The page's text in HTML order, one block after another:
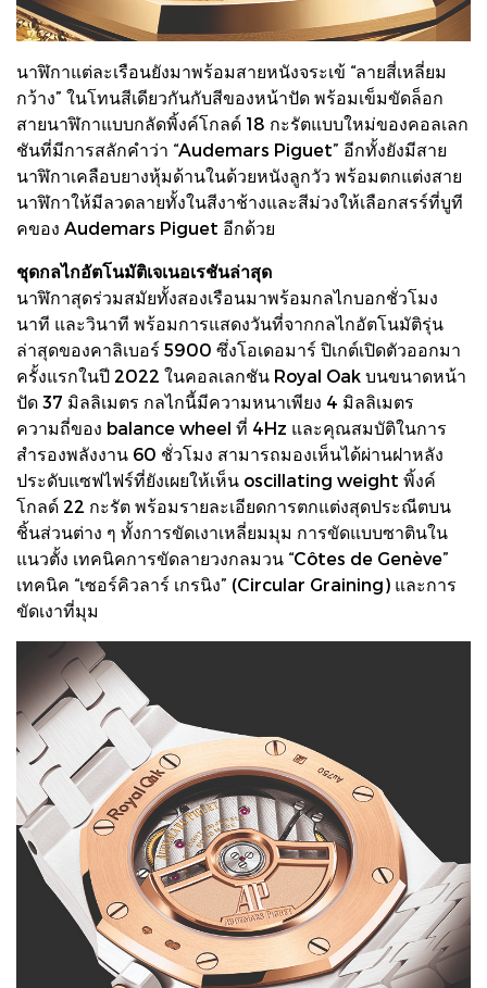
นาฬิกาแต่ละเรือนยังมาพร้อมสายหนังจระเข้ “ลายสี่เหลี่ยม
กว้าง” ในโทนสีเดียวกันกับสีของหน้าปัด พร้อมเข็มขัดล็อก
สายนาฬิกาแบบกลัดพิ้งค์โกลด์ 18 กะรัตแบบใหม่ของคอลเลก
ชันที่มีการสลักคำว่า “Audemars Piguet” อีกทั้งยังมีสาย
นาฬิกาเคลือบยางหุ้มด้านในด้วยหนังลูกวัว พร้อมตกแต่งสาย
นาฬิกาให้มีลวดลายทั้งในสีงาช้างและสีม่วงให้เลือกสรร์ที่บูที
คของ Audemars Piguet อีกด้วย
ชุดกลไกอัตโนมัติเจเนอเรชันล่าสุด
นาฬิกาสุดร่วมสมัยทั้งสองเรือนมาพร้อมกลไกบอกชั่วโมง
นาที และวินาที พร้อมการแสดงวันที่จากกลไกอัตโนมัติรุ่น
ล่าสุดของคาลิเบอร์ 5900 ซึ่งโอเดอมาร์ ปิเกต์เปิดตัวออกมา
ครั้งแรกในปี 2022 ในคอลเลกชัน Royal Oak บนขนาดหน้า
ปัด 37 มิลลิเมตร กลไกนี้มีความหนาเพียง 4 มิลลิเมตร
ความถี่ของ balance wheel ที่ 4Hz และคุณสมบัติในการ
สำรองพลังงาน 60 ชั่วโมง สามารถมองเห็นได้ผ่านฝาหลัง
ประดับแซฟไฟร์ที่ยังเผยให้เห็น oscillating weight พิ้งค์
โกลด์ 22 กะรัต พร้อมรายละเอียดการตกแต่งสุดประณีตบน
ชิ้นส่วนต่าง ๆ ทั้งการขัดเงาเหลี่ยมมุม การขัดแบบซาตินใน
แนวตั้ง เทคนิคการขัดลายวงกลมวน “Côtes de Genève”
เทคนิค “เซอร์คิวลาร์ เกรนิง” (Circular Graining) และการ
ขัดเงาที่มุม